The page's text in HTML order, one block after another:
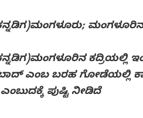
ಕದ್ರಿಯಲ್ಲಿ
ಎಂಬ ಬರಹ ಗೋಡೆಯಲ್ಲಿ
ಎಂಬುದಕ್ಕೆ ಪುಷ್ಟಿ ನೀಡಿದೆ